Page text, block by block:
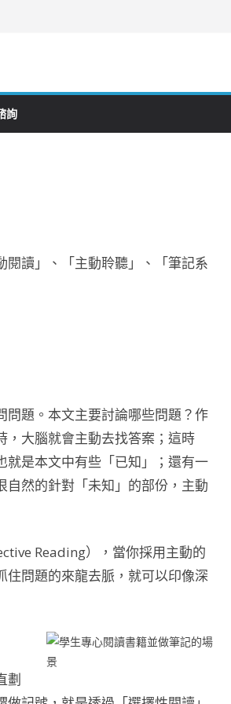
詢
讀」、「主動聆聽」、「筆記系
問題。本文主要討論哪些問題？作
，大腦就會主動去找答案；這時
就是本文中有些「已知」；還有一
然的針對「未知」的部份，主動
Reading），當你採用主動的
住問題的來龍去脈，就可以印像深
劃